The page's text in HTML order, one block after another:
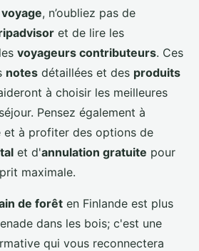
voyage, n’oubliez pas de
et de lire les
voyageurs contributeurs. Ces
notes détaillées et des produits
à choisir les meilleures
Pensez également à
et à profiter des options de
et d'annulation gratuite pour
maximale.
de forêt en Finlande est plus
dans les bois; c'est une
qui vous reconnectera